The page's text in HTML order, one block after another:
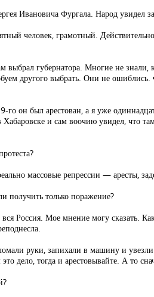
Ивановича Фургала. Народ увидел
человек, грамотный.
губернатора. Многие не
другого выбрать. Они не ошиблись.
го он был арестован, а я уже
и сам воочию увидел, что
массовые репрессии — аресты,
получить только поражение?
Россия. Мое мнение могу сказать.
руки, запихали в машину и
дело, тогда и арестовывайте. А то